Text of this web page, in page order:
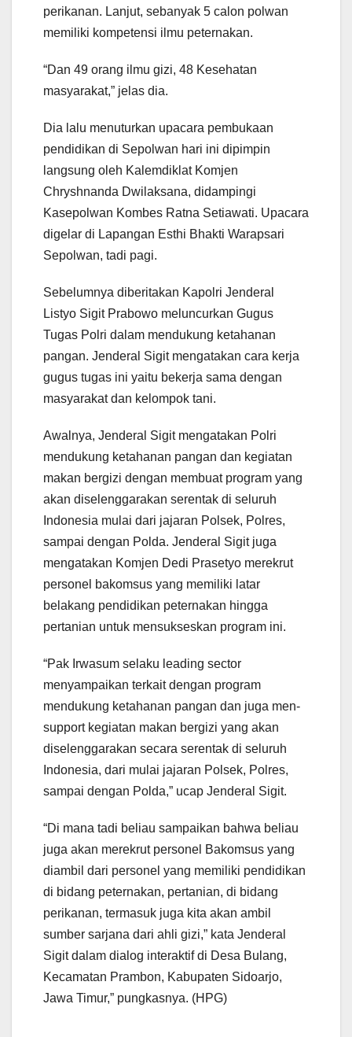
perikanan. Lanjut, sebanyak 5 calon polwan
memiliki kompetensi ilmu peternakan.
“Dan 49 orang ilmu gizi, 48 Kesehatan
masyarakat,” jelas dia.
Dia lalu menuturkan upacara pembukaan
pendidikan di Sepolwan hari ini dipimpin
langsung oleh Kalemdiklat Komjen
Chryshnanda Dwilaksana, didampingi
Kasepolwan Kombes Ratna Setiawati. Upacara
digelar di Lapangan Esthi Bhakti Warapsari
Sepolwan, tadi pagi.
Sebelumnya diberitakan Kapolri Jenderal
Listyo Sigit Prabowo meluncurkan Gugus
Tugas Polri dalam mendukung ketahanan
pangan. Jenderal Sigit mengatakan cara kerja
gugus tugas ini yaitu bekerja sama dengan
masyarakat dan kelompok tani.
Awalnya, Jenderal Sigit mengatakan Polri
mendukung ketahanan pangan dan kegiatan
makan bergizi dengan membuat program yang
akan diselenggarakan serentak di seluruh
Indonesia mulai dari jajaran Polsek, Polres,
sampai dengan Polda. Jenderal Sigit juga
mengatakan Komjen Dedi Prasetyo merekrut
personel bakomsus yang memiliki latar
belakang pendidikan peternakan hingga
pertanian untuk mensukseskan program ini.
“Pak Irwasum selaku leading sector
menyampaikan terkait dengan program
mendukung ketahanan pangan dan juga men-
support kegiatan makan bergizi yang akan
diselenggarakan secara serentak di seluruh
Indonesia, dari mulai jajaran Polsek, Polres,
sampai dengan Polda,” ucap Jenderal Sigit.
“Di mana tadi beliau sampaikan bahwa beliau
juga akan merekrut personel Bakomsus yang
diambil dari personel yang memiliki pendidikan
di bidang peternakan, pertanian, di bidang
perikanan, termasuk juga kita akan ambil
sumber sarjana dari ahli gizi,” kata Jenderal
Sigit dalam dialog interaktif di Desa Bulang,
Kecamatan Prambon, Kabupaten Sidoarjo,
Jawa Timur,” pungkasnya. (HPG)